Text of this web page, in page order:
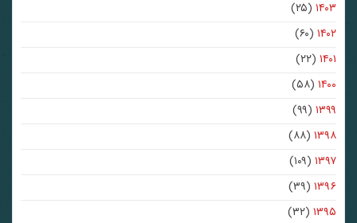
(۲۵)
(۶۰)
(۲۲)
(۵۸)
(۹۹)
۱۳۹۸(۸۸)
۱۳۹۷(۱۰۹)
۱۳۹۶(۳۹)
۱۳۹۵(۳۲)